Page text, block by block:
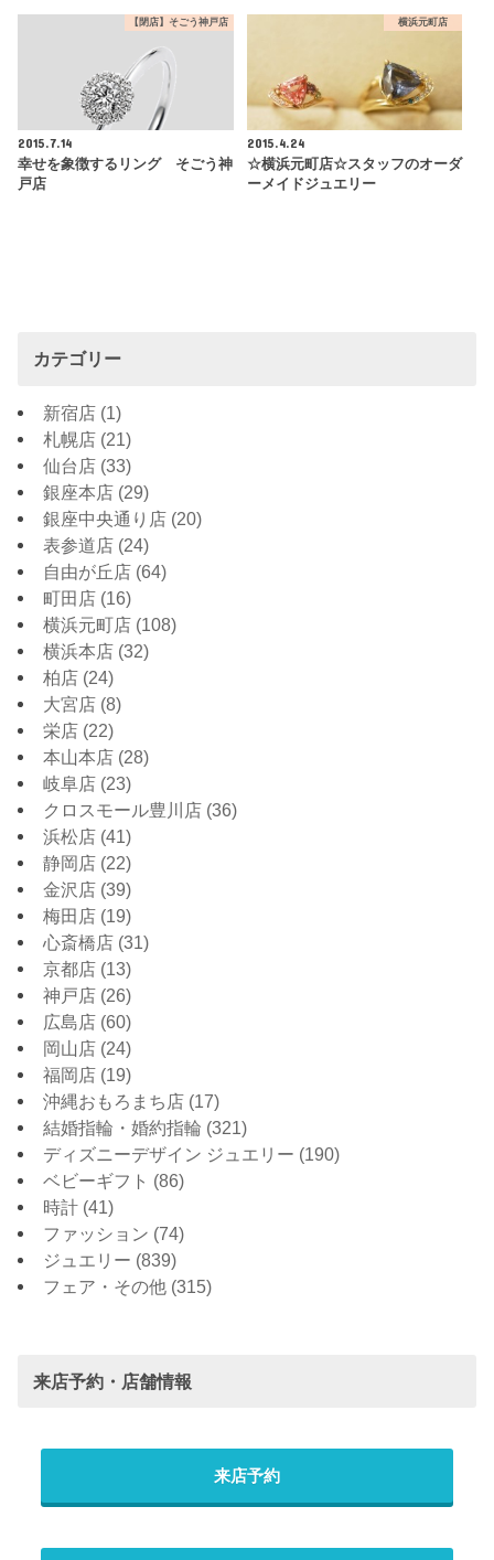
【閉店】そごう神戸店
2015.7.14
幸せを象徴するリング そごう神
戸店
横浜元町店
2015.4.24
☆横浜元町店☆スタッフのオーダ
ーメイドジュエリー
カテゴリー
新宿店 (1)
札幌店 (21)
仙台店 (33)
銀座本店 (29)
銀座中央通り店 (20)
表参道店 (24)
自由が丘店 (64)
町田店 (16)
横浜元町店 (108)
横浜本店 (32)
柏店 (24)
大宮店 (8)
栄店 (22)
本山本店 (28)
岐阜店 (23)
クロスモール豊川店 (36)
浜松店 (41)
静岡店 (22)
金沢店 (39)
梅田店 (19)
心斎橋店 (31)
京都店 (13)
神戸店 (26)
広島店 (60)
岡山店 (24)
福岡店 (19)
沖縄おもろまち店 (17)
結婚指輪・婚約指輪 (321)
ディズニーデザイン ジュエリー (190)
ベビーギフト (86)
時計 (41)
ファッション (74)
ジュエリー (839)
フェア・その他 (315)
来店予約・店舗情報
来店予約